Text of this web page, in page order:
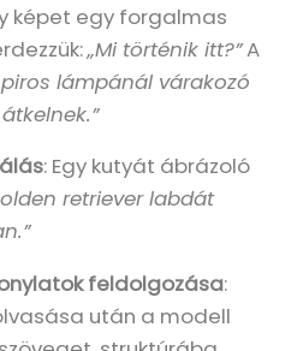
képet egy forgalmas
„Mi történik itt?”A
piros lámpánál várakozó
: Egy kutyát ábrázoló
retriever labdát
feldolgozása:
után a modell